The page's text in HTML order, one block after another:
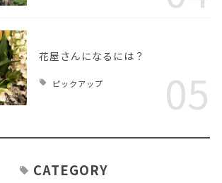
花屋さんになるには？
ピックアップ 05
CATEGORY